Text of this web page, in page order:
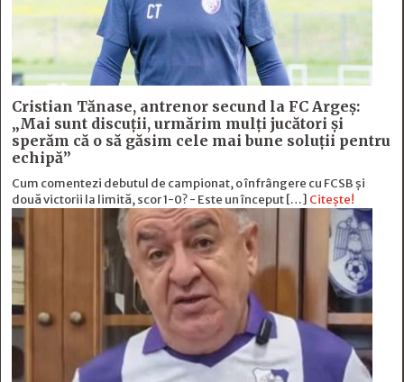
Cristian Tănase, antrenor secund la FC Argeş:
„Mai sunt discuţii, urmărim mulţi jucători şi
sperăm că o să găsim cele mai bune soluţii pentru
echipă”
Cum comentezi debutul de campionat, o înfrângere cu FCSB și
două victorii la limită, scor 1-0? - Este un început […] Citește!